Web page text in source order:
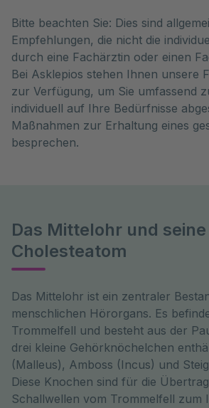
Bitte beachten Sie: Dies sind
Empfehlungen, die nicht die
durch eine Fachärztin oder einen
Bei Asklepios stehen Ihnen unsere
zur Verfügung, um Sie umfassend
individuell auf Ihre Bedürfnisse
Maßnahmen zur Erhaltung eines
besprechen.
Das Mittelohr und seine
Cholesteatom
Das Mittelohr ist ein zentraler
menschlichen Hörorgans. Es
Trommelfell und besteht aus der
drei kleine Gehörknöchelchen
(Malleus), Amboss (Incus) und
Diese Knochen sind für die
Schallwellen vom Trommelfell zum